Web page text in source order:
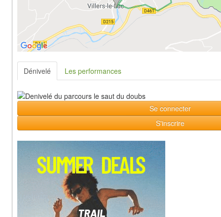
Dénivelé Les performances
Se connecter
S'inscrire